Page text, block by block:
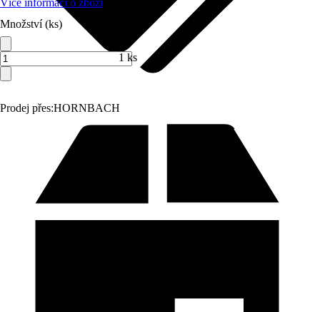
Prodej přes:HORNBACH
Více informací o zboží
Množství (ks)
1 ks